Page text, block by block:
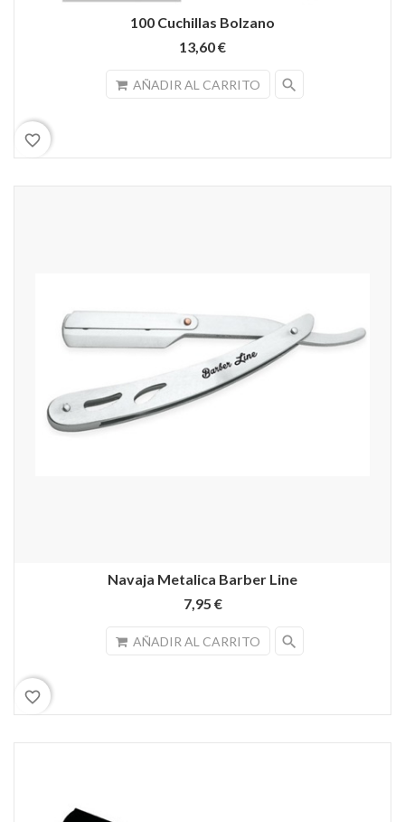
100 Cuchillas Bolzano
13,60 €
AÑADIR AL CARRITO search
favorite_border
Navaja Metalica Barber Line
7,95 €
AÑADIR AL CARRITO search
favorite_border